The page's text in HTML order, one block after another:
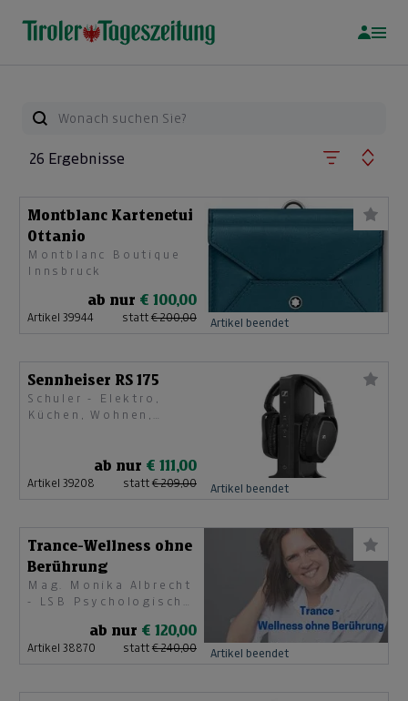
26 Ergebnisse
Montblanc Kartenetui
Ottanio
Montblanc Boutique
Innsbruck
ab nur € 100,00
Artikel 39944 statt € 200,00 Artikel beendet
Sennheiser RS 175
Schuler - Elektro,
Küchen, Wohnen,
ab nur € 111,00
Artikel 39208 statt € 209,00 Artikel beendet
Trance-Wellness ohne
Berührung
Mag. Monika Albrecht
- LSB Psychologische
ab nur € 120,00
Artikel 38870 statt € 240,00 Artikel beendet